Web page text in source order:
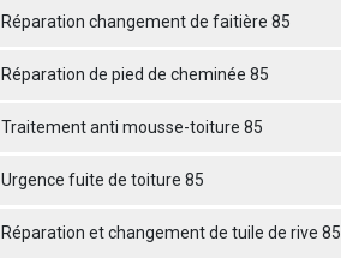
Réparation changement de faitière 85
Réparation de pied de cheminée 85
Traitement anti mousse-toiture 85
Urgence fuite de toiture 85
Réparation et changement de tuile de rive 85